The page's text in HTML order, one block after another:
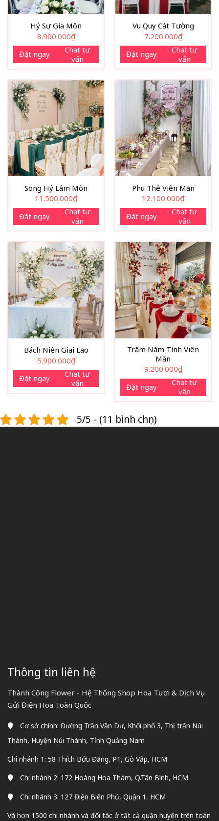
Hỷ Sự Gia Môn
8.900.000₫
Đặt ngay
Chat tư
vấn
Vu Quy Cát Tường
7.200.000₫
Đặt ngay
Chat tư
vấn
Song Hỷ Lâm Môn
11.500.000₫
Đặt ngay
Chat tư
vấn
Phu Thê Viên Mãn
12.100.000₫
Đặt ngay
Chat tư
vấn
Bách Niên Giai Lão
5.900.000₫
Đặt ngay
Chat tư
vấn
Trăm Năm Tình Viên
Mãn
9.200.000₫
Đặt ngay
Chat tư
vấn
5/5 - (11 bình chọn)
Thông tin liên hệ
Thành Công Flower - Hệ Thống Shop Hoa Tươi & Dịch Vụ
Gửi Điện Hoa Toàn Quốc
Cơ sở chính: Đường Trần Văn Dư, Khối phố 3, Thị trấn Núi
Thành, Huyện Núi Thành, Tỉnh Quảng Nam
Chi nhánh 1: 58 Thích Bửu Đăng, P1, Gò Vấp, HCM
Chi nhánh 2: 172 Hoàng Hoa Thám, Q.Tân Bình, HCM
Chi nhánh 3: 127 Điện Biên Phủ, Quận 1, HCM
Và hơn 1500 chi nhánh và đối tác ở tất cả quận huyện trên toàn